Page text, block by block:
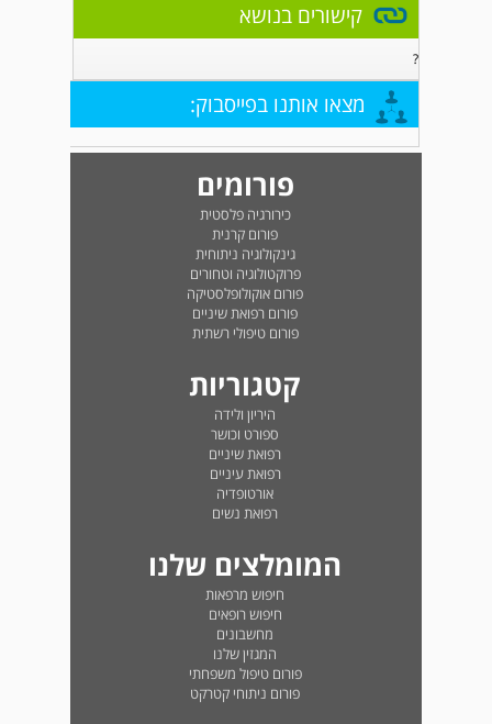
קישורים בנושא
?
מצאו אותנו בפייסבוק:
פורומים
כירורגיה פלסטית
פורום קרנית
גינקולוגיה ניתוחית
פרוקטולוגיה וטחורים
פורום אוקולופלסטיקה
פורום רפואת שיניים
פורום טיפולי רשתית
קטגוריות
היריון ולידה
ספורט וכושר
רפואת שיניים
רפואת עיניים
אורטופדיה
רפואת נשים
המומלצים שלנו
חיפוש מרפאות
חיפוש רופאים
מחשבונים
המגזין שלנו
פורום טיפול משפחתי
פורום ניתוחי קטרקט